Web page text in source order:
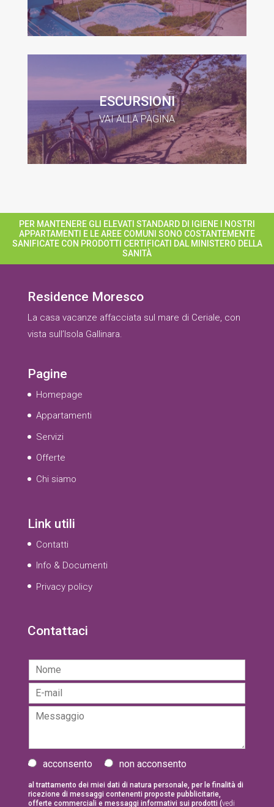
ESCURSIONI
VAI ALLA PAGINA
PER MANTENERE GLI ELEVATI STANDARD DI IGIENE I NOSTRI
APPARTAMENTI E LE AREE COMUNI SONO COSTANTEMENTE
SANIFICATE CON PRODOTTI CERTIFICATI DAL MINISTERO DELLA
SANITÀ
Residence Moresco
La casa vacanze affacciata sul mare di Ceriale, con
vista sull’Isola Gallinara.
Pagine
Homepage
Appartamenti
Servizi
Offerte
Chi siamo
Link utili
Contatti
Info & Documenti
Privacy policy
Contattaci
o
m
e
-
m
l
*
M
s
a
g
i
I
f
o
acconsento non acconsento
al trattamento dei miei dati di natura personale, per le finalità di
ricezione di messaggi contenenti proposte pubblicitarie,
offerte commerciali e messaggi informativi sui prodotti (vedi